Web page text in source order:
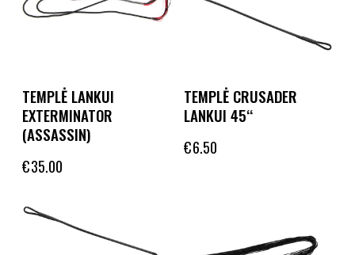
TEMPLĖ LANKUI
EXTERMINATOR
(ASSASSIN)
€35.00
TEMPLĖ CRUSADER
LANKUI 45‘‘
€6.50